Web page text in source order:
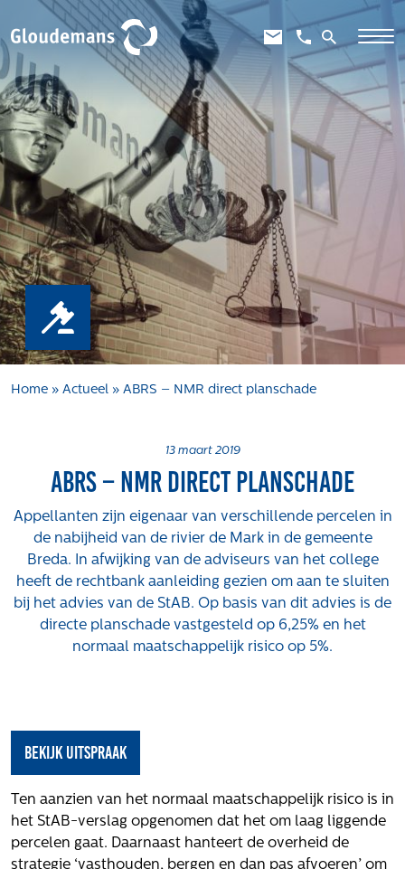
Expertises
Gebiedsontwikkeling
Gebiedseconomie
Grondstrategie en -verwerving
Taxaties overheid
Taxaties zakelijk
Schadevergoedingsrecht
Rentmeesterij
Transities
Tender-light voormalige St. Josefschool in
Brunssum
Concurrentiegerichte dialoog en tenderstrategie
Hoge Woerd in Ewijk
Pachtbeleid gemeente Valkenswaard: duurzame
pacht als instrument voor landbouw- en
watertransitie
Strategisch grondbeleid als motor voor
Regeling van Rentmeesters 2020
Het verhaal van Gloudemans
Onze mensen
Werken bij Gloudemans
Home » Actueel » ABRS – NMR direct planschade
13 maart 2019
ABRS – NMR direct planschade
Appellanten zijn eigenaar van verschillende percelen in
de nabijheid van de rivier de Mark in de gemeente
Breda. In afwijking van de adviseurs van het college
heeft de rechtbank aanleiding gezien om aan te sluiten
bij het advies van de StAB. Op basis van dit advies is de
directe planschade vastgesteld op 6,25% en het
normaal maatschappelijk risico op 5%.
bekijk uitspraak
Ten aanzien van het normaal maatschappelijk risico is in
het StAB-verslag opgenomen dat het om laag liggende
percelen gaat. Daarnaast hanteert de overheid de
strategie ‘vasthouden, bergen en dan pas afvoeren’ om